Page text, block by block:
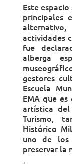
Este
principales
actividades
fue
alberga
gestores
Escuela
EMA que
artística
Turismo,
Histórico
uno de los
preservar la